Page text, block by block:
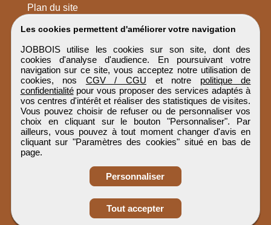
Obtenir ses
coordonnées
Les cookies permettent d'améliorer votre navigation
JOBBOIS utilise les cookies sur son site, dont des
cookies d'analyse d'audience. En poursuivant votre
navigation sur ce site, vous acceptez notre utilisation de
cookies, nos CGV / CGU et notre politique de
confidentialitépour vous proposer des services adaptés à
vos centres d'intérêt et réaliser des statistiques de visites.
Vous pouvez choisir de refuser ou de personnaliser vos
choix en cliquant sur le bouton "Personnaliser". Par
ailleurs, vous pouvez à tout moment changer d'avis en
cliquant sur "Paramètres des cookies" situé en bas de
page.
Personnaliser
Tout accepter
Plan du site
JOBBOIS